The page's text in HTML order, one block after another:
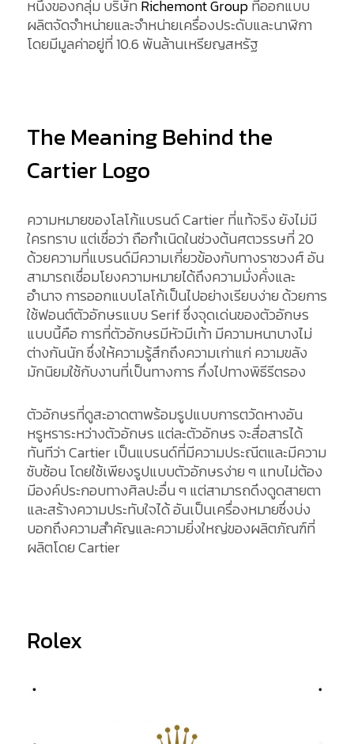
หนึ่งของกลุ่ม บริษัทRichemont Groupที่ออกแบบ
ผลิตจัดจำหน่ายและจำหน่ายเครื่องประดับและนาฬิกา
โดยมีมูลค่าอยู่ที่ 10.6 พันล้านเหรียญสหรัฐ
The Meaning Behind the
Cartier Logo
ความหมายของโลโก้แบรนด์ Cartier ที่แท้จริง ยังไม่มี
ใครทราบ แต่เชื่อว่า ถือกำเนิดในช่วงต้นศตวรรษที่ 20
ด้วยความที่แบรนด์มีความเกี่ยวข้องกับทางราชวงศ์ อัน
สามารถเชื่อมโยงความหมายได้ถึงความมั่งคั่งและ
อำนาจ การออกแบบโลโก้เป็นไปอย่างเรียบง่าย ด้วยการ
ใช้ฟอนต์ตัวอักษรแบบ Serif ซึ่งจุดเด่นของตัวอักษร
แบบนี้คือ การที่ตัวอักษรมีหัวมีเท้า มีความหนาบางไม่
ต่างกันนัก ซึ่งให้ความรู้สึกถึงความเก่าแก่ ความขลัง
มักนิยมใช้กับงานที่เป็นทางการ กึ่งไปทางพิธีรีตรอง
ตัวอักษรที่ดูสะอาดตาพร้อมรูปแบบการตวัดหางอัน
หรูหราระหว่างตัวอักษร แต่ละตัวอักษร จะสื่อสารได้
ทันทีว่า Cartier เป็นแบรนด์ที่มีความประณีตและมีความ
ซับซ้อน โดยใช้เพียงรูปแบบตัวอักษรง่าย ๆ แทบไม่ต้อง
มีองค์ประกอบทางศิลปะอื่น ๆ แต่สามารถดึงดูดสายตา
และสร้างความประทับใจได้ อันเป็นเครื่องหมายซึ่งบ่ง
บอกถึงความสำคัญและความยิ่งใหญ่ของผลิตภัณฑ์ที่
ผลิตโดย Cartier
Rolex